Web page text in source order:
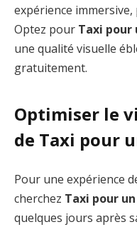
expérience
Optez pour Taxi pour
une qualité visuelle
gratuitement.
Optimiser le
de Taxi pour
Pour une expérience
cherchez Taxi pour
quelques jours après